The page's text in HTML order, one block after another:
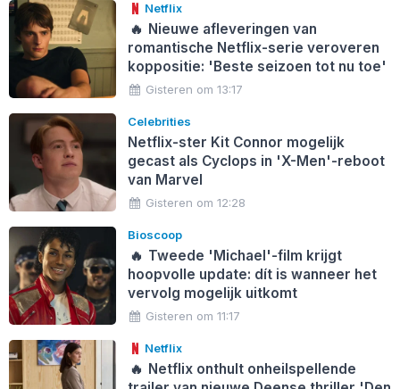
Netflix
🔥 Nieuwe afleveringen van
romantische Netflix-serie veroveren
koppositie: 'Beste seizoen tot nu toe'
Gisteren om 13:17
Celebrities
Netflix-ster Kit Connor mogelijk
gecast als Cyclops in 'X-Men'-reboot
van Marvel
Gisteren om 12:28
Bioscoop
🔥 Tweede 'Michael'-film krijgt
hoopvolle update: dít is wanneer het
vervolg mogelijk uitkomt
Gisteren om 11:17
Netflix
🔥 Netflix onthult onheilspellende